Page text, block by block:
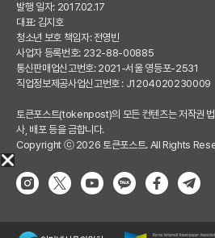
발행 일자: 2017.02.17
대표: 김지호
청소년 보호 책임자: 전영빈
사업자 등록번호: 232-88-00885
통신판매업신고번호: 2021-서울 영등포-2531
직업정보제공사업신고번호 : J1204020230009
토큰포스트(tokenpost)의 모든 컨텐츠는 저작권
사, 배포 등을 금합니다.
Copyright ⓒ 2026 토큰포스트. All Rights